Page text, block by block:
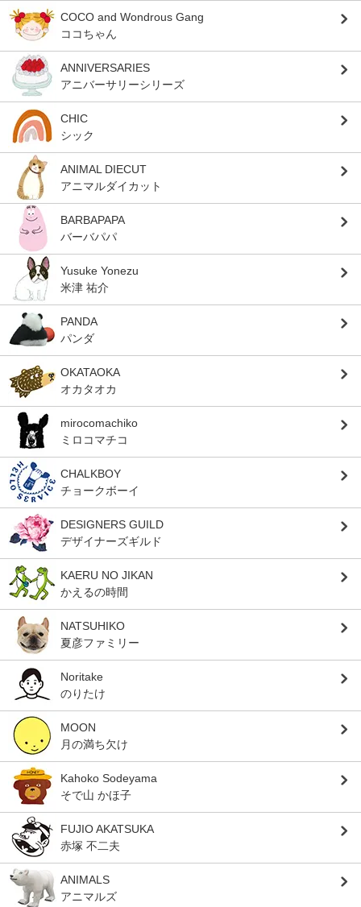
COCO and Wondrous Gang
ココちゃん
ANNIVERSARIES
アニバーサリーシリーズ
CHIC
シック
ANIMAL DIECUT
アニマルダイカット
BARBAPAPA
バーバパパ
Yusuke Yonezu
米津 祐介
PANDA
パンダ
OKATAOKA
オカタオカ
mirocomachiko
ミロコマチコ
CHALKBOY
チョークボーイ
DESIGNERS GUILD
デザイナーズギルド
KAERU NO JIKAN
かえるの時間
NATSUHIKO
夏彦ファミリー
Noritake
のりたけ
MOON
月の満ち欠け
Kahoko Sodeyama
そで山 かほ子
FUJIO AKATSUKA
赤塚 不二夫
ANIMALS
アニマルズ